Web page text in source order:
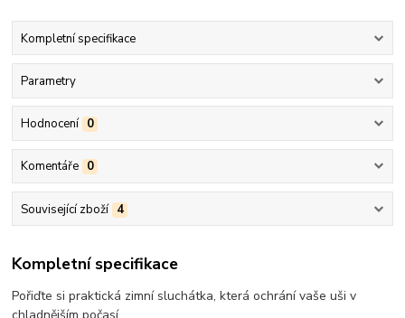
Kompletní specifikace
Parametry
Hodnocení 0
Komentáře 0
Související zboží 4
Kompletní specifikace
Pořiďte si praktická zimní sluchátka, která ochrání vaše uši v